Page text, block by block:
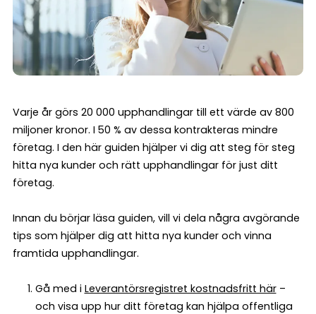
Varje år görs 20 000 upphandlingar till ett värde av 800
miljoner kronor. I 50 % av dessa kontrakteras mindre
företag. I den här guiden hjälper vi dig att steg för steg
hitta nya kunder och rätt upphandlingar för just ditt
företag.
Innan du börjar läsa guiden, vill vi dela några avgörande
tips som hjälper dig att hitta nya kunder och vinna
framtida upphandlingar.
Gå med i Leverantörsregistret kostnadsfritt här–
och visa upp hur ditt företag kan hjälpa offentliga